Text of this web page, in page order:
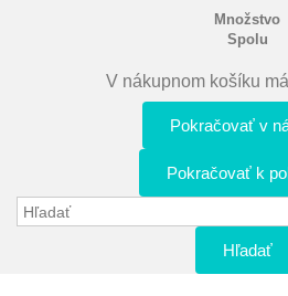
Množstvo
Spolu
V nákupnom košíku
Pokračovať v
Pokračovať k
Hľadať